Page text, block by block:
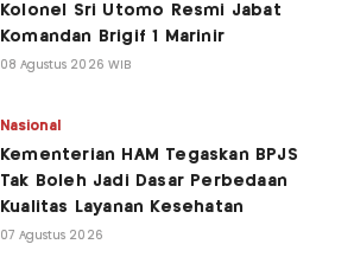
Kolonel Sri Utomo Resmi Jabat
Komandan Brigif 1 Marinir
08 Agustus 2026 WIB
Nasional
Kementerian HAM Tegaskan BPJS
Tak Boleh Jadi Dasar Perbedaan
Kualitas Layanan Kesehatan
07 Agustus 2026